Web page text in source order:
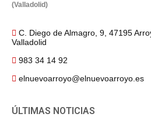
(Valladolid)
C. Diego de Almagro, 9, 47195
Valladolid
983 34 14 92
elnuevoarroyo@elnuevoarroyo.es
ÚLTIMAS NOTICIAS